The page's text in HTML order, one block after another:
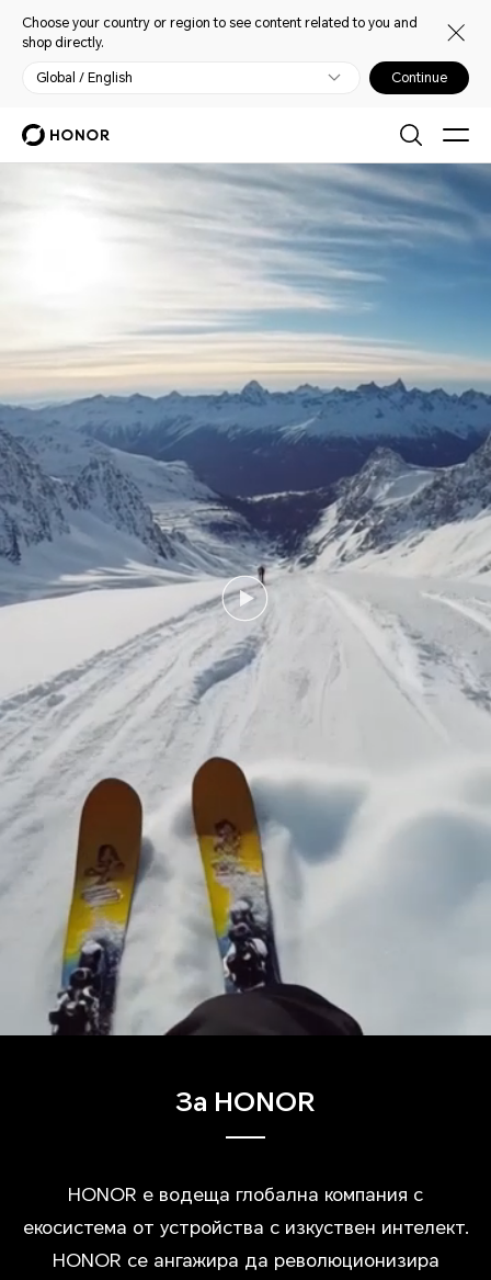
Choose your country or region to see content related to you and
shop directly.
Global / English Continue
За HONOR
HONOR е водеща глобална компания с
екосистема от устройства с изкуствен интелект.
HONOR се ангажира да революционизира